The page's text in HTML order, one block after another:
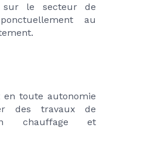
sur le secteur de
au
en toute autonomie
des travaux de
chauffage et